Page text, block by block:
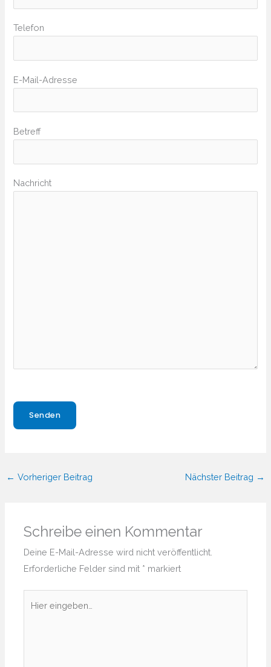
Telefon
Bitte lasse dieses Feld leer.
E-Mail-Adresse
Betreff
Nachricht
← Vorheriger Beitrag Nächster Beitrag →
Schreibe einen Kommentar
Deine E-Mail-Adresse wird nicht veröffentlicht.
Erforderliche Felder sind mit * markiert
eingeben…